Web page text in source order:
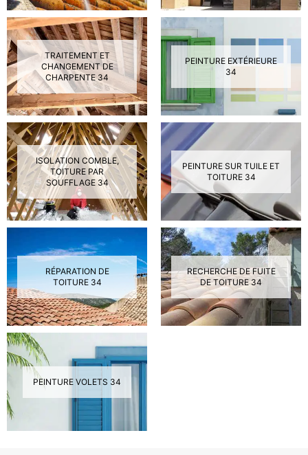
TRAITEMENT ET
CHANGEMENT DE
CHARPENTE 34
PEINTURE EXTÉRIEURE
34
ISOLATION COMBLE,
TOITURE PAR
SOUFFLAGE 34
PEINTURE SUR TUILE ET
TOITURE 34
RÉPARATION DE
TOITURE 34
RECHERCHE DE FUITE
DE TOITURE 34
PEINTURE VOLETS 34